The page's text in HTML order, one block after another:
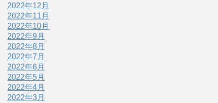
2022年12月
2022年11月
2022年10月
2022年9月
2022年8月
2022年7月
2022年6月
2022年5月
2022年4月
2022年3月